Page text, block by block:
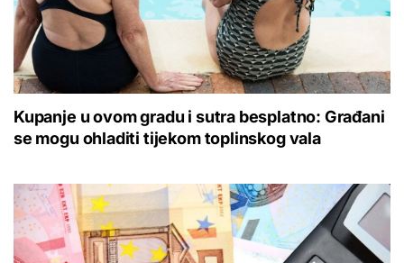
Kupanje u ovom gradu i sutra besplatno: Građani
se mogu ohladiti tijekom toplinskog vala